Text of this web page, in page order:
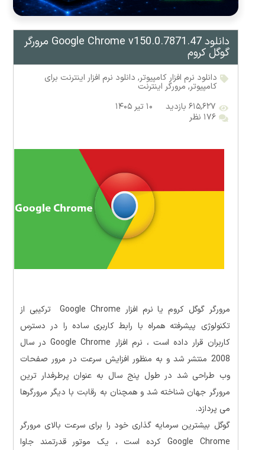
دانلود Google Chrome v150.0.7871.47 مرورگر
گوگل کروم
دانلود نرم افزار کامپیوتر, دانلود نرم افزار اینترنت برای
کامپیوتر,مرورگر اینترنت
۶۱۵,۶۲۷ بازدید
۱۰ تیر ۱۴۰۵
۱۷۶ نظر
مرورگر گوگل کروم یا نرم افزار Google Chrome ترکیبی از
تکنولوژی پیشرفته همراه با رابط کاربری ساده را در دسترس
کاربران قرار داده است ، نرم افزار Google Chrome در سال
2008 منتشر شد و به منظور افزایش سرعت در مرور صفحات
وب طراحی شد در طول پنج سال به عنوان پرطرفدار ترین
مرورگر جهان شناخته شد و همچنان به رقابت با دیگر مرورگرها
می پردازد.
گوگل بیشترین سرمایه گذاری خود را برای سرعت بالای مرورگر
Google Chrome کرده است ، یک موتور قدرتمند جاوا